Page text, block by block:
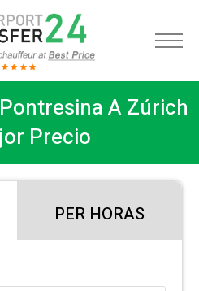
A Zúrich
Precio
PER HORAS